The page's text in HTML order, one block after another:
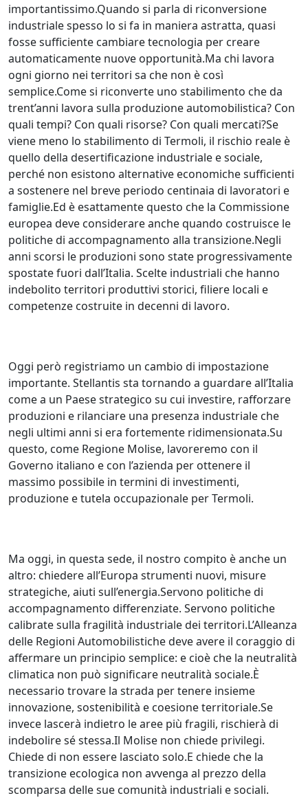
importantissimo.Quando si parla di riconversione
industriale spesso lo si fa in maniera astratta, quasi
fosse sufficiente cambiare tecnologia per creare
automaticamente nuove opportunità.Ma chi lavora
ogni giorno nei territori sa che non è così
semplice.Come si riconverte uno stabilimento che da
trent’anni lavora sulla produzione automobilistica? Con
quali tempi? Con quali risorse? Con quali mercati?Se
viene meno lo stabilimento di Termoli, il rischio reale è
quello della desertificazione industriale e sociale,
perché non esistono alternative economiche sufficienti
a sostenere nel breve periodo centinaia di lavoratori e
famiglie.Ed è esattamente questo che la Commissione
europea deve considerare anche quando costruisce le
politiche di accompagnamento alla transizione.Negli
anni scorsi le produzioni sono state progressivamente
spostate fuori dall’Italia. Scelte industriali che hanno
indebolito territori produttivi storici, filiere locali e
competenze costruite in decenni di lavoro.
Oggi però registriamo un cambio di impostazione
importante. Stellantis sta tornando a guardare all’Italia
come a un Paese strategico su cui investire, rafforzare
produzioni e rilanciare una presenza industriale che
negli ultimi anni si era fortemente ridimensionata.Su
questo, come Regione Molise, lavoreremo con il
Governo italiano e con l’azienda per ottenere il
massimo possibile in termini di investimenti,
produzione e tutela occupazionale per Termoli.
Ma oggi, in questa sede, il nostro compito è anche un
altro: chiedere all’Europa strumenti nuovi, misure
strategiche, aiuti sull’energia.Servono politiche di
accompagnamento differenziate. Servono politiche
calibrate sulla fragilità industriale dei territori.L’Alleanza
delle Regioni Automobilistiche deve avere il coraggio di
affermare un principio semplice: e cioè che la neutralità
climatica non può significare neutralità sociale.È
necessario trovare la strada per tenere insieme
innovazione, sostenibilità e coesione territoriale.Se
invece lascerà indietro le aree più fragili, rischierà di
indebolire sé stessa.Il Molise non chiede privilegi.
Chiede di non essere lasciato solo.E chiede che la
transizione ecologica non avvenga al prezzo della
scomparsa delle sue comunità industriali e sociali.